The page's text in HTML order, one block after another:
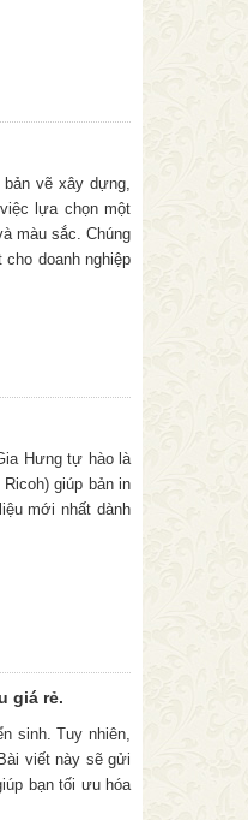
vẽ xây dựng,
lựa chọn một
màu sắc. Chúng
doanh nghiệp
Hưng tự hào là
giúp bản in
mới nhất dành
giá rẻ.
sinh. Tuy nhiên,
viết này sẽ gửi
bạn tối ưu hóa